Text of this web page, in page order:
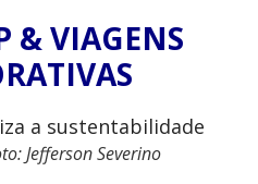
& VIAGENS
Jefferson Severino